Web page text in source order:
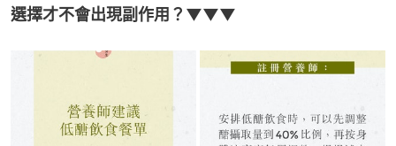
選擇才不會出現副作用？▼▼▼